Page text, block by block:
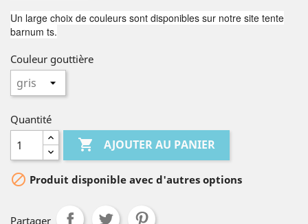
Un large choix de couleurs sont disponibles sur notre site tente
barnum ts.
Couleur gouttière
Quantité
 AJOUTER AU PANIER
 Produit disponible avec d'autres options
Partager